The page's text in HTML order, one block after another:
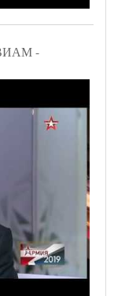
ВИАМ -